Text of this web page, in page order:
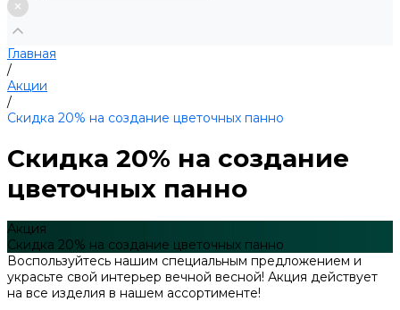
Главная
/
Акции
/
Скидка 20% на создание цветочных панно
Скидка 20% на создание
цветочных панно
Акция
Скидка 20% на создание цветочных панно
Воспользуйтесь нашим специальным предложением и
украсьте свой интерьер вечной весной! Акция действует
на все изделия в нашем ассортименте!